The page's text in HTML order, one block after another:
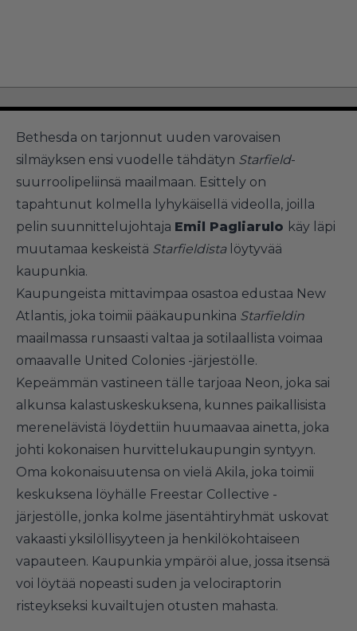
Bethesda on tarjonnut uuden varovaisen
silmäyksen ensi vuodelle tähdätyn Starfield-
suurroolipeliinsä maailmaan. Esittely on
tapahtunut kolmella lyhykäisellä videolla, joilla
pelin suunnittelujohtaja Emil Pagliarulo käy läpi
muutamaa keskeistä Starfieldista löytyvää
kaupunkia.
Kaupungeista mittavimpaa osastoa edustaa New
Atlantis, joka toimii pääkaupunkina Starfieldin
maailmassa runsaasti valtaa ja sotilaallista voimaa
omaavalle United Colonies -järjestölle.
Kepeämmän vastineen tälle tarjoaa Neon, joka sai
alkunsa kalastuskeskuksena, kunnes paikallisista
merenelävistä löydettiin huumaavaa ainetta, joka
johti kokonaisen hurvittelukaupungin syntyyn.
Oma kokonaisuutensa on vielä Akila, joka toimii
keskuksena löyhälle Freestar Collective -
järjestölle, jonka kolme jäsentähtiryhmät uskovat
vakaasti yksilöllisyyteen ja henkilökohtaiseen
vapauteen. Kaupunkia ympäröi alue, jossa itsensä
voi löytää nopeasti suden ja velociraptorin
risteykseksi kuvailtujen otusten mahasta.